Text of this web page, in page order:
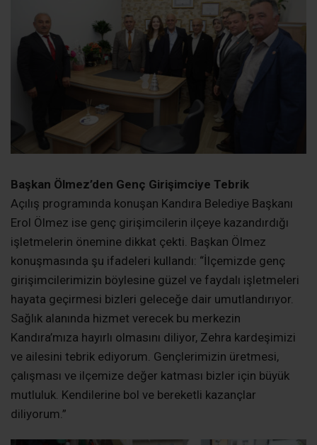
Başkan Ölmez’den Genç Girişimciye Tebrik
Açılış programında konuşan Kandıra Belediye Başkanı
Erol Ölmez ise genç girişimcilerin ilçeye kazandırdığı
işletmelerin önemine dikkat çekti. Başkan Ölmez
konuşmasında şu ifadeleri kullandı: “İlçemizde genç
girişimcilerimizin böylesine güzel ve faydalı işletmeleri
hayata geçirmesi bizleri geleceğe dair umutlandırıyor.
Sağlık alanında hizmet verecek bu merkezin
Kandıra’mıza hayırlı olmasını diliyor, Zehra kardeşimizi
ve ailesini tebrik ediyorum. Gençlerimizin üretmesi,
çalışması ve ilçemize değer katması bizler için büyük
mutluluk. Kendilerine bol ve bereketli kazançlar
diliyorum.”